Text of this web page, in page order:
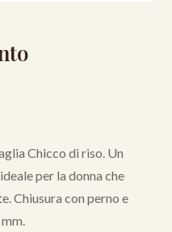
Chicco di riso. Un
per la donna che
Chiusura con perno e